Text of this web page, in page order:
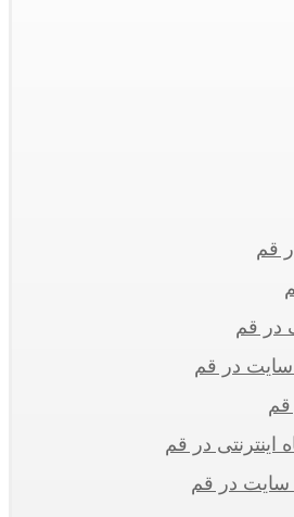
قم
در قم
در قم
قم
در قم
در قم